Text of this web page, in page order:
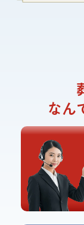
なん